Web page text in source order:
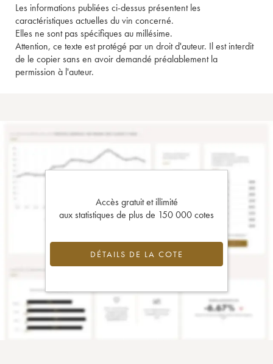
Les informations publiées ci-dessus présentent les
caractéristiques actuelles du vin concerné.
Elles ne sont pas spécifiques au millésime.
Attention, ce texte est protégé par un droit d'auteur. Il est interdit
de le copier sans en avoir demandé préalablement la
permission à l'auteur.
Accès gratuit et illimité
aux statistiques de plus de 150 000 cotes
DÉTAILS DE LA COTE